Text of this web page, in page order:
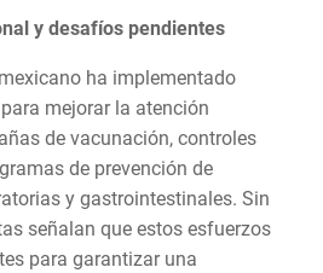
y desafíos pendientes
ha implementado
mejorar la atención
de vacunación, controles
de prevención de
y gastrointestinales. Sin
señalan que estos esfuerzos
para garantizar una